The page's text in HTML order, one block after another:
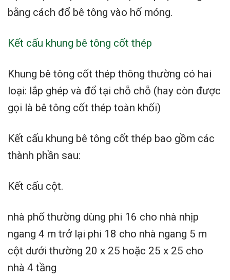
bằng cách đổ bê tông vào hố móng.
Kết cấu khung bê tông cốt thép
Khung bê tông cốt thép thông thường có hai
loại: lắp ghép và đổ tại chỗ chỗ (hay còn được
gọi là bê tông cốt thép toàn khối)
Kết cấu khung bê tông cốt thép bao gồm các
thành phần sau:
Kết cấu cột.
nhà phố thường dùng phi 16 cho nhà nhịp
ngang 4 m trở lại phi 18 cho nhà ngang 5 m
cột dưới thường 20 x 25 hoặc 25 x 25 cho
nhà 4 tầng